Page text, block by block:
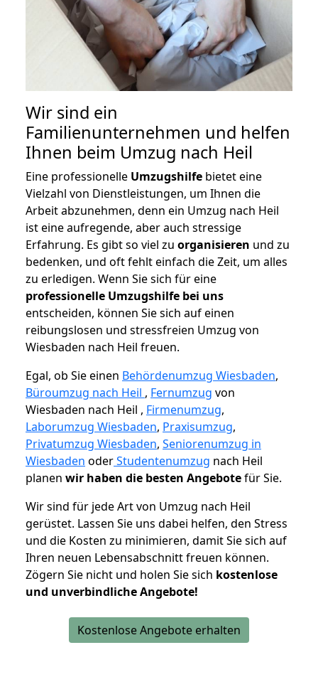
Wir sind ein
Familienunternehmen und helfen
Ihnen beim Umzug nach Heil
Eine professionelle Umzugshilfe bietet eine
Vielzahl von Dienstleistungen, um Ihnen die
Arbeit abzunehmen, denn ein Umzug nach Heil
ist eine aufregende, aber auch stressige
Erfahrung. Es gibt so viel zu organisieren und zu
bedenken, und oft fehlt einfach die Zeit, um alles
zu erledigen. Wenn Sie sich für eine
professionelle Umzugshilfe bei uns
entscheiden, können Sie sich auf einen
reibungslosen und stressfreien Umzug von
Wiesbaden nach Heil freuen.
Egal, ob Sie einen Behördenumzug Wiesbaden,
Büroumzug nach Heil , Fernumzug von
Wiesbaden nach Heil , Firmenumzug,
Laborumzug Wiesbaden, Praxisumzug,
Privatumzug Wiesbaden, Seniorenumzug in
Wiesbaden oderStudentenumzug nach Heil
planen wir haben die besten Angebotefür Sie.
Wir sind für jede Art von Umzug nach Heil
gerüstet. Lassen Sie uns dabei helfen, den Stress
und die Kosten zu minimieren, damit Sie sich auf
Ihren neuen Lebensabschnitt freuen können.
Zögern Sie nicht und holen Sie sich kostenlose
und unverbindliche Angebote!
Kostenlose Angebote erhalten